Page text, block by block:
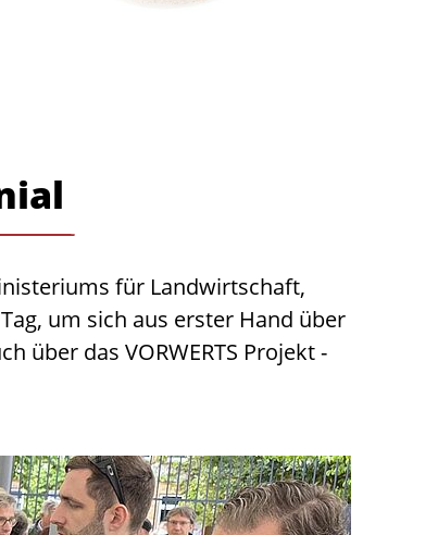
für Landwirtschaft,
um sich aus erster Hand über
über das VORWERTS Projekt -